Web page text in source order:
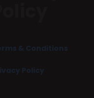
& Conditions
Policy